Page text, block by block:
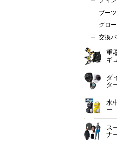
ブー
グロ
交換
重
ギ
ダ
タ
水
ー
ス
ナ